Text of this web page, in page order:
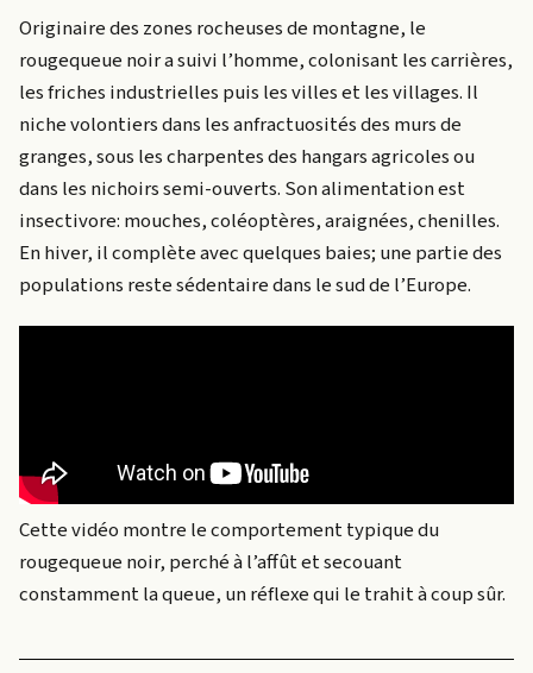
Originaire des zones rocheuses de montagne, le
rougequeue noir a suivi l’homme, colonisant les carrières,
les friches industrielles puis les villes et les villages. Il
niche volontiers dans les anfractuosités des murs de
granges, sous les charpentes des hangars agricoles ou
dans les nichoirs semi-ouverts. Son alimentation est
insectivore: mouches, coléoptères, araignées, chenilles.
En hiver, il complète avec quelques baies; une partie des
populations reste sédentaire dans le sud de l’Europe.
Cette vidéo montre le comportement typique du
rougequeue noir, perché à l’affût et secouant
constamment la queue, un réflexe qui le trahit à coup sûr.